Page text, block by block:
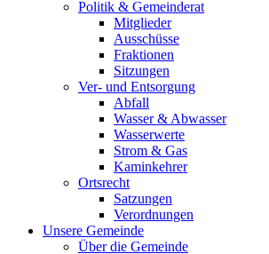
Politik & Gemeinderat
Mitglieder
Ausschüsse
Fraktionen
Sitzungen
Ver- und Entsorgung
Abfall
Wasser & Abwasser
Wasserwerte
Strom & Gas
Kaminkehrer
Ortsrecht
Satzungen
Verordnungen
Unsere Gemeinde
Über die Gemeinde